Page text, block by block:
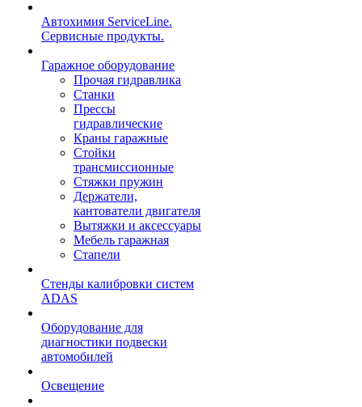
Автохимия ServiceLine.
Сервисные продукты.
Гаражное оборудование
Прочая гидравлика
Станки
Прессы
гидравлические
Краны гаражные
Стойки
трансмиссионные
Стяжки пружин
Держатели,
кантователи двигателя
Вытяжки и аксессуары
Мебель гаражная
Стапели
Стенды калибровки систем
ADAS
Оборудование для
диагностики подвески
автомобилей
Освещение